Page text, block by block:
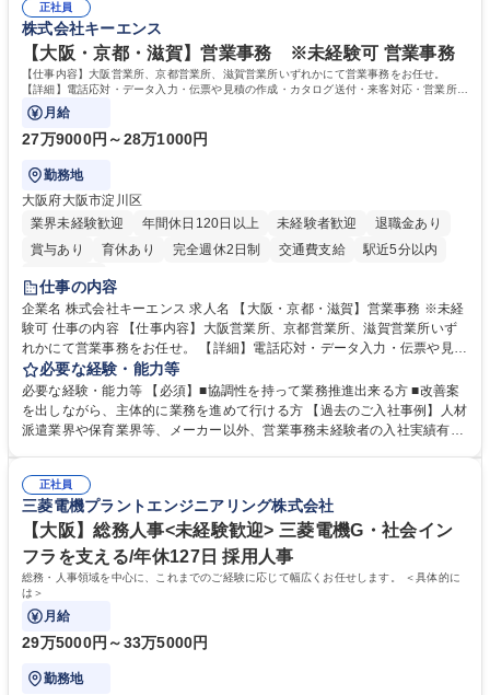
道路施設や道路工事現場の見学ツアー事業 ※入社後は上記いずれかの部門
へ配属。※業務内容変更の範囲：会社の定める業務 募集職種 【都庁グル
ープ】総合職（事務）◇残業月平均9時間未満／有給年平均16日取得
部門など多岐に渡る業務を経験できます。 ■様々なプロジェクト：駐車場
事業の他、新宿駅西口広場内に設置された照明を兼ねた広告「ブライトサ
イン」の管理運営を行うなど、事業収益を生み出す活動を積極的に行って
います。 学歴・資格 学歴：大学院 大学 高専 短大 専修学校 高校 語学力：
資格：
正社員
株式会社キーエンス
【大阪・京都・滋賀】営業事務 ※未経験可 営業事務
【仕事内容】大阪営業所、京都営業所、滋賀営業所いずれかにて営業事務をお任せ。
【詳細】電話応対・データ入力・伝票や見積の作成・カタログ送付・来客対応・営業所内
で発生する事務業務や業務改善をお任せ。
月給
27万9000円～28万1000円
勤務地
大阪府大阪市淀川区
業界未経験歓迎
年間休日120日以上 未経験者歓迎
退職金あり
賞与あり
育休あり 完全週休2日制 交通費支給
駅近5分以内
土日祝休み
仕事の内容
企業名 株式会社キーエンス 求人名 【大阪・京都・滋賀】営業事務 ※未経
験可 仕事の内容 【仕事内容】大阪営業所、京都営業所、滋賀営業所いず
れかにて営業事務をお任せ。 【詳細】電話応対・データ入力・伝票や見積
の作成・カタログ送付・来客対応・営業所内で発生する事務業務や業務改
善をお任せ。 【教育制度】ご入社後、育成担当とペアになりながらOJTに
て業務を覚えていただくことが可能です。業務システムがきちんと構築さ
れているため、スムーズに仕事に慣れることができる環境です。また、
募集職種 【大阪・京都・滋賀】営業事務 ※未経験可
必要な経験・能力等
必要な経験・能力等 【必須】■協調性を持って業務推進出来る方 ■改善案
を出しながら、主体的に業務を進めて行ける方 【過去のご入社事例】人材
派遣業界や保育業界等、メーカー以外、営業事務未経験者の入社実績有
えて、お客様や社員の状況に合わせ、能動的なサポート、改善の動きも期
待され。組織を支えるスペシャリストとして、チームに貢献し、結果的に
社員から頼られる存在になることができます。平均19:30の退勤以降の業
務の持ち帰りも禁止されており、メリハリのある働き方となります。 学
歴・資格 学歴：大学院 大学 高専 短大 語学力： 資格：
正社員
三菱電機プラントエンジニアリング株式会社
【大阪】総務人事<未経験歓迎> 三菱電機G・社会イン
フラを支える/年休127日 採用人事
総務・人事領域を中心に、これまでのご経験に応じて幅広くお任せします。 ＜具体的に
は＞
月給
29万5000円～33万5000円
勤務地